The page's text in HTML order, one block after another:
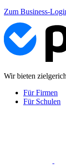
Zum Business-
Wir bieten
Für Firmen
Für Schulen